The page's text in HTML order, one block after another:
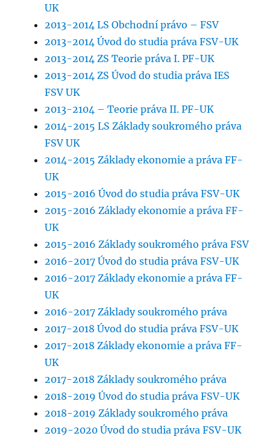
UK
2013-2014 LS Obchodní právo – FSV
2013-2014 Úvod do studia práva FSV-UK
2013-2014 ZS Teorie práva I. PF-UK
2013-2014 ZS Úvod do studia práva IES
FSV UK
2013-2104 – Teorie práva II. PF-UK
2014-2015 LS Základy soukromého práva
FSV UK
2014-2015 Základy ekonomie a práva FF-
UK
2015-2016 Úvod do studia práva FSV-UK
2015-2016 Základy ekonomie a práva FF-
UK
2015-2016 Základy soukromého práva FSV
2016-2017 Úvod do studia práva FSV-UK
2016-2017 Základy ekonomie a práva FF-
UK
2016-2017 Základy soukromého práva
2017-2018 Úvod do studia práva FSV-UK
2017-2018 Základy ekonomie a práva FF-
UK
2017-2018 Základy soukromého práva
2018-2019 Úvod do studia práva FSV-UK
2018-2019 Základy soukromého práva
2019-2020 Úvod do studia práva FSV-UK